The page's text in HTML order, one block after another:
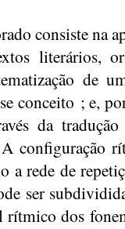
consiste na
literários,
de
conceito ; e,
da
configuração
a rede de
ser
dos